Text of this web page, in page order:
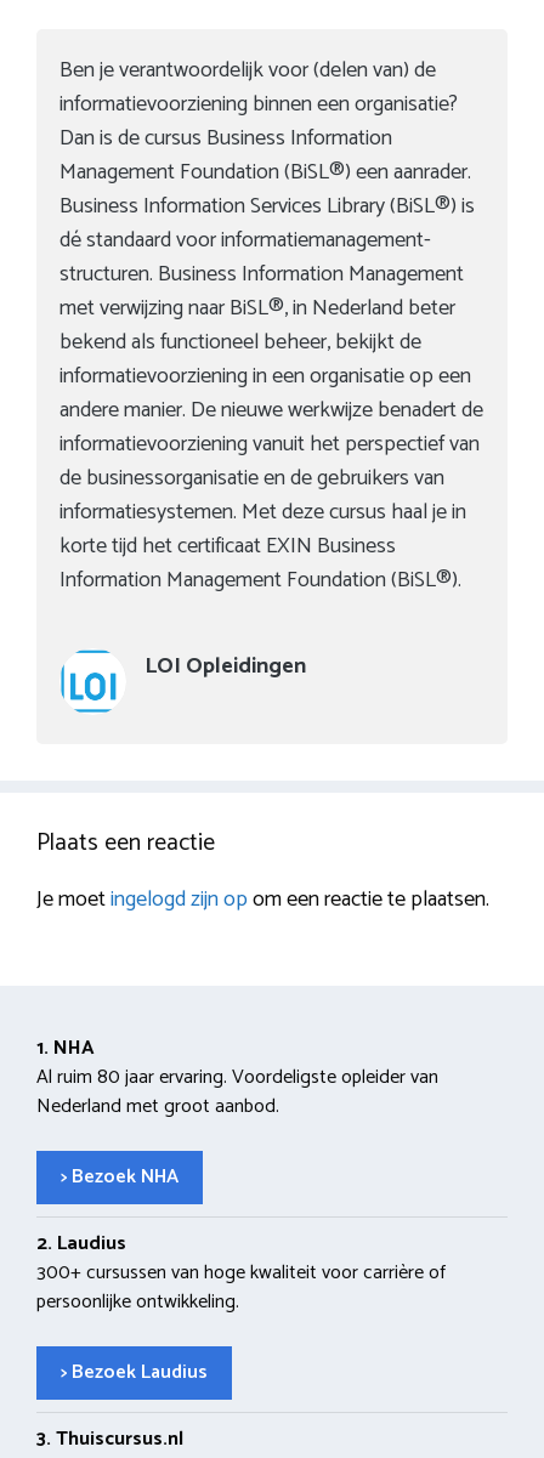
Ben je verantwoordelijk voor (delen van) de
informatievoorziening binnen een organisatie?
Dan is de cursus Business Information
Management Foundation (BiSL®) een aanrader.
Business Information Services Library (BiSL®) is
dé standaard voor informatiemanagement-
structuren. Business Information Management
met verwijzing naar BiSL®, in Nederland beter
bekend als functioneel beheer, bekijkt de
informatievoorziening in een organisatie op een
andere manier. De nieuwe werkwijze benadert de
informatievoorziening vanuit het perspectief van
de businessorganisatie en de gebruikers van
informatiesystemen. Met deze cursus haal je in
korte tijd het certificaat EXIN Business
Information Management Foundation (BiSL®).
LOI Opleidingen
Plaats een reactie
Je moetingelogd zijn opom een reactie te plaatsen.
1. NHA
Al ruim 80 jaar ervaring. Voordeligste opleider van
Nederland met groot aanbod.
> Bezoek NHA
2. Laudius
300+ cursussen van hoge kwaliteit voor carrière of
persoonlijke ontwikkeling.
> Bezoek Laudius
3. Thuiscursus.nl